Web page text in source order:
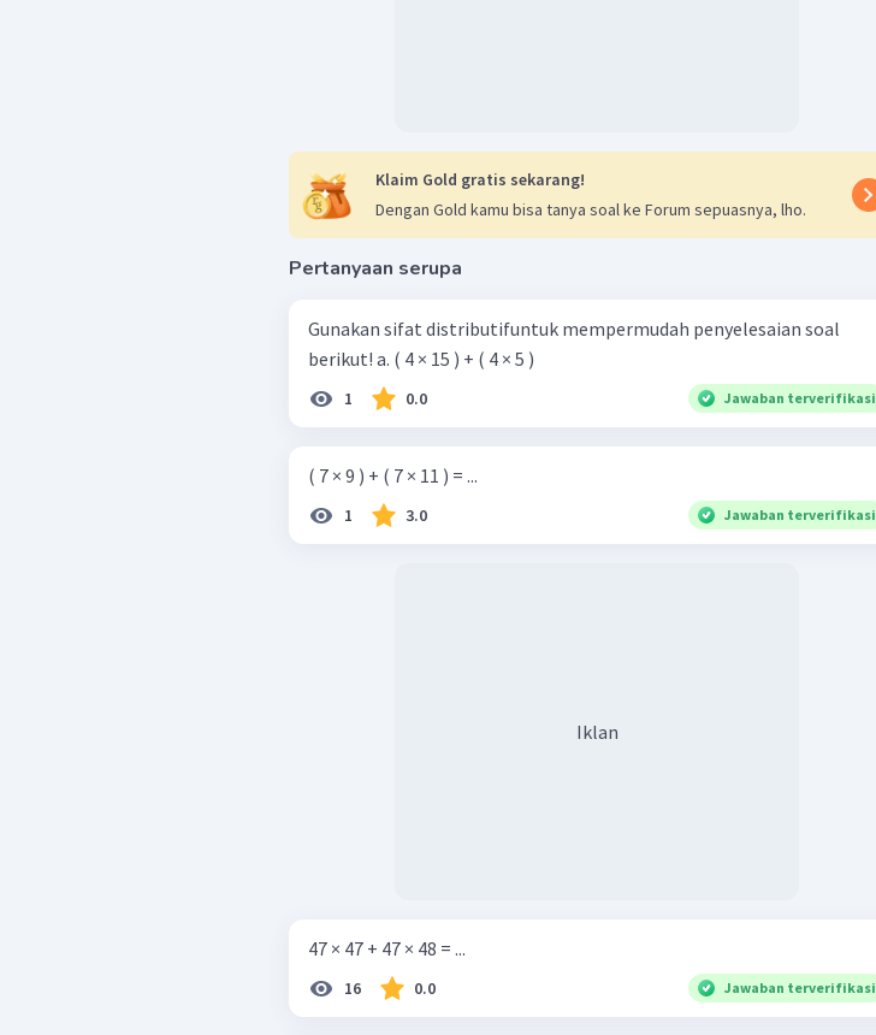
Klaim Gold gratis sekarang!
Dengan Gold kamu bisa tanya soal ke Forum sepuasnya, lho.
Pertanyaan serupa
Gunakan sifat distributifuntuk mempermudah penyelesaian soal
berikut! a. ( 4 × 15 ) + ( 4 × 5 )
1 0.0 Jawaban terverifikasi
( 7 × 9 ) + ( 7 × 11 ) = ...
1 3.0 Jawaban terverifikasi
Iklan
47 × 47 + 47 × 48 = ...
16 0.0 Jawaban terverifikasi